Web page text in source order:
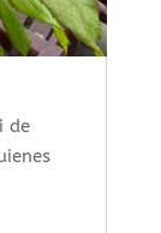
de